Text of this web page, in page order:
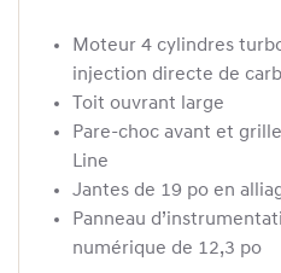
Moteur 4 cylindres
injection directe de
Toit ouvrant large
Pare-choc avant et
Line
Jantes de 19 po en
Panneau
numérique de 12,3 po